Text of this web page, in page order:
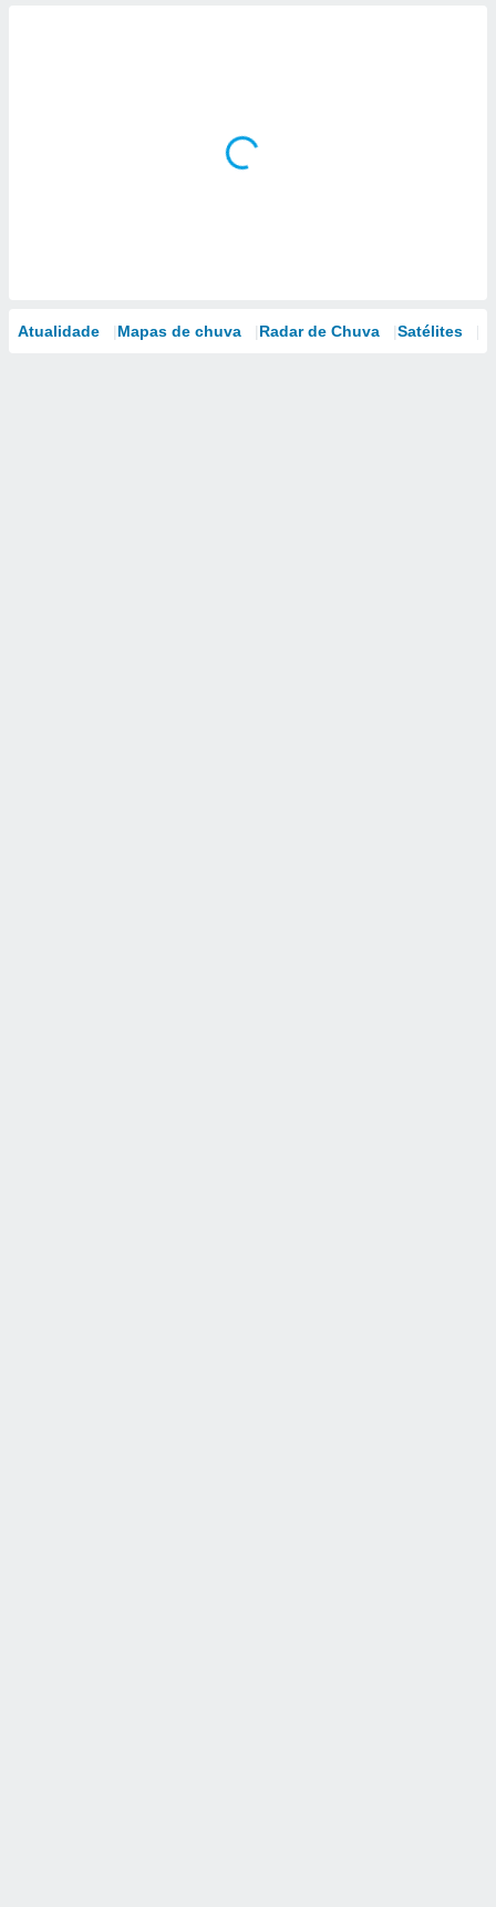
Atualidade Mapas de chuva Radar de Chuva Satélites